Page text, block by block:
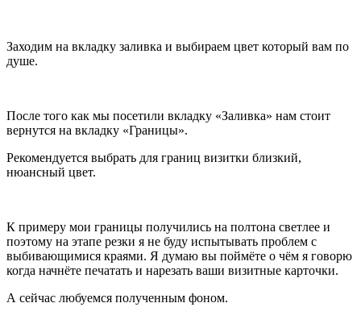
Заходим на вкладку заливка и выбираем цвет который вам по
душе.
После того как мы посетили вкладку «Заливка» нам стоит
вернутся на вкладку «Границы».
Рекомендуется выбрать для границ визитки близкий,
нюансный цвет.
К примеру мои границы получились на полтона светлее и
поэтому на этапе резки я не буду испытывать проблем с
выбивающимися краями. Я думаю вы поймёте о чём я говорю
когда начнёте печатать и нарезать ваши визитные карточки.
А сейчас любуемся полученным фоном.